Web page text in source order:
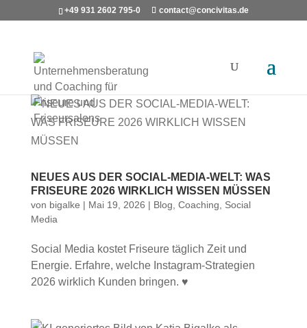
+49 931 2602 795-0 contact@concivitas.de
NEUES AUS DER SOCIAL-MEDIA-WELT: WAS
FRISEURE 2026 WIRKLICH WISSEN MÜSSEN
von bigalke | Mai 19, 2026 | Blog Coaching
Social
Media
Social Media kostet Friseure täglich Zeit und
Energie. Erfahre, welche Instagram-Strategien
2026 wirklich Kunden bringen. ♥